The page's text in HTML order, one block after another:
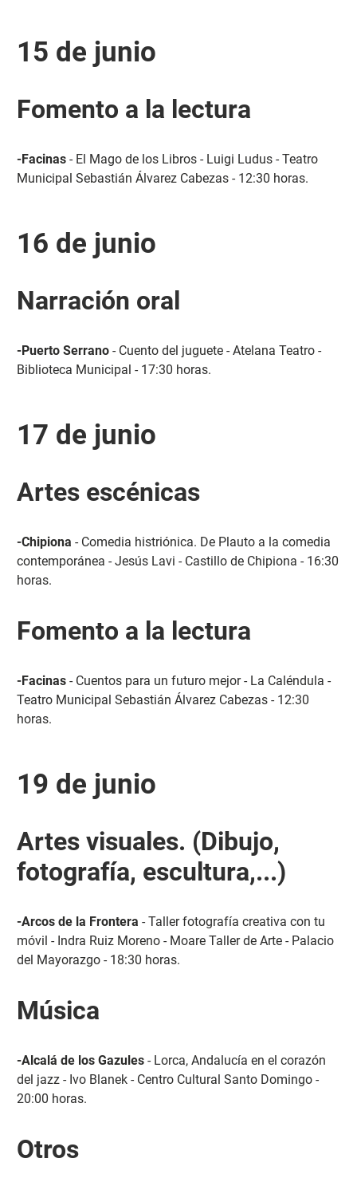
15 de junio
Fomento a la lectura
-Facinas- El Mago de los Libros - Luigi Ludus - Teatro
Municipal Sebastián Álvarez Cabezas - 12:30 horas.
16 de junio
Narración oral
-Puerto Serrano- Cuento del juguete - Atelana Teatro -
Biblioteca Municipal - 17:30 horas.
17 de junio
Artes escénicas
-Chipiona - Comedia histriónica. De Plauto a la comedia
contemporánea - Jesús Lavi - Castillo de Chipiona - 16:30
horas.
Fomento a la lectura
-Facinas- Cuentos para un futuro mejor - La Caléndula -
Teatro Municipal Sebastián Álvarez Cabezas - 12:30
horas.
19 de junio
Artes visuales. (Dibujo,
fotografía, escultura,...)
-Arcos de la Frontera - Taller fotografía creativa con tu
móvil - Indra Ruiz Moreno - Moare Taller de Arte - Palacio
del Mayorazgo - 18:30 horas.
Música
-Alcalá de los Gazules- Lorca, Andalucía en el corazón
del jazz - Ivo Blanek - Centro Cultural Santo Domingo -
20:00 horas.
Otros